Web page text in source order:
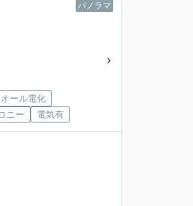
パノラマ
オール電化
ニー 電気有